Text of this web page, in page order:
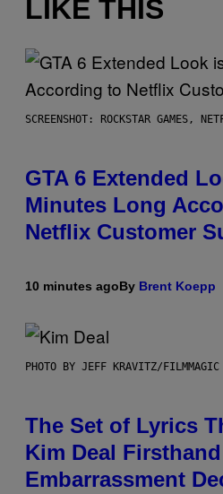
LIKE THIS
SCREENSHOT: ROCKSTAR GAMES,
GTA 6 Extended
Minutes Long
Netflix Customer
10 minutes agoBy Brent Koepp
PHOTO BY JEFF KRAVITZ/FILMMAGIC
The Set of Lyrics
Kim Deal Firsthand
Embarrassment